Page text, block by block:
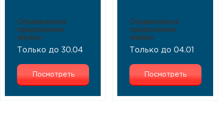
Ограниченное
предложение
апрель
Только до 30.04
Посмотреть
Ограниченное
предложение
января
Только до 04.01
Посмотреть